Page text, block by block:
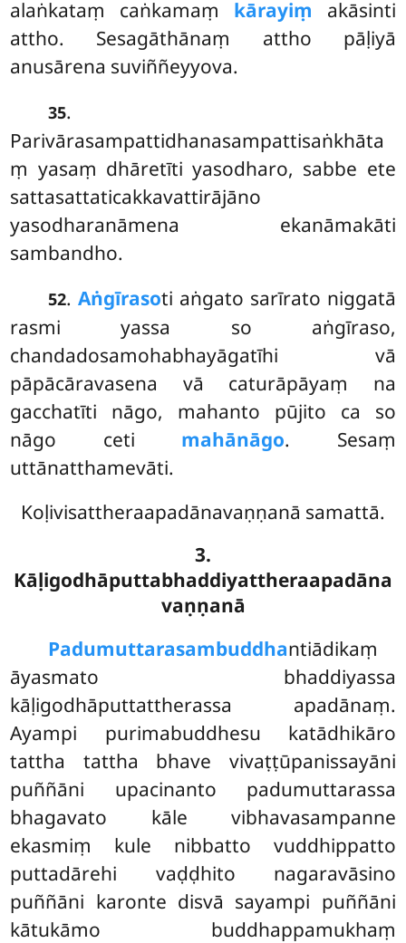
alaṅkataṃ caṅkamaṃ kārayiṃ akāsinti
attho. Sesagāthānaṃ attho pāḷiyā
anusārena suviññeyyova.
35.
Parivārasampattidhanasampattisaṅkhāta
ṃ yasaṃ dhāretīti yasodharo, sabbe ete
sattasattaticakkavattirājāno
yasodharanāmena ekanāmakāti
sambandho.
52. Aṅgīrasoti aṅgato sarīrato niggatā
rasmi yassa so aṅgīraso,
chandadosamohabhayāgatīhi vā
pāpācāravasena vā caturāpāyaṃ na
gacchatīti nāgo, mahanto pūjito ca so
nāgo ceti mahānāgo. Sesaṃ
uttānatthamevāti.
Koḷivisattheraapadānavaṇṇanā samattā.
3.
Kāḷigodhāputtabhaddiyattheraapadāna
vaṇṇanā
Padumuttarasambuddhantiādikaṃ
āyasmato bhaddiyassa
kāḷigodhāputtattherassa apadānaṃ.
Ayampi purimabuddhesu katādhikāro
tattha tattha bhave vivaṭṭūpanissayāni
puññāni upacinanto padumuttarassa
bhagavato kāle vibhavasampanne
ekasmiṃ kule nibbatto vuddhippatto
puttadārehi vaḍḍhito nagaravāsino
puññāni karonte disvā sayampi puññāni
kātukāmo buddhappamukhaṃ